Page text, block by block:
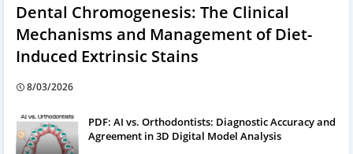
Dental Chromogenesis: The Clinical
Mechanisms and Management of Diet-
Induced Extrinsic Stains
8/03/2026
PDF: AI vs. Orthodontists: Diagnostic Accuracy and
Agreement in 3D Digital Model Analysis